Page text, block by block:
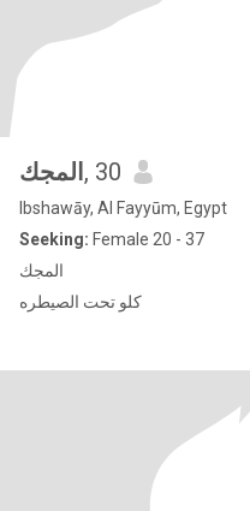
المجك , 30
Ibshawāy, Al Fayyūm, Egypt
Seeking: Female 20 - 37
المجك
كلو تحت الصيطره